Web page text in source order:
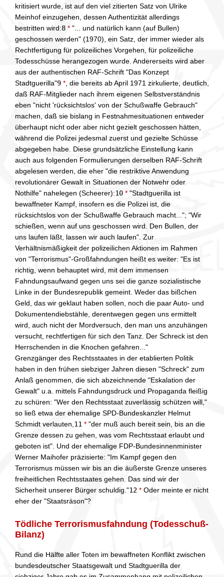
kritisiert wurde, ist auf den viel zitierten Satz von Ulrike
Meinhof einzugehen, dessen Authentizität allerdings
bestritten wird:8 * "... und natürlich kann (auf Bullen)
geschossen werden" (1970), ein Satz, der immer wieder als
Rechtfertigung für polizeiliches Vorgehen, für polizeiliche
Todesschüsse herangezogen wurde. Andererseits wird aber
aus der authentischen RAF-Schrift "Das Konzept
Stadtguerilla"9 *, die bereits ab April 1971 zirkulierte, deutlich,
daß RAF-Mitglieder nach ihrem eigenen Selbstverständnis
eben "nicht 'rücksichtslos' von der Schußwaffe Gebrauch"
machen, daß sie bislang in Festnahmesituationen entweder
überhaupt nicht oder aber nicht gezielt geschossen hätten,
während die Polizei jedesmal zuerst und gezielte Schüsse
abgegeben habe. Diese grundsätzliche Einstellung kann
auch aus folgenden Formulierungen derselben RAF-Schrift
abgelesen werden, die eher "die restriktive Anwendung
revolutionärer Gewalt in Situationen der Notwehr oder
Nothilfe" nahelegen (Scheerer):10 * "Stadtguerilla ist
bewaffneter Kampf, insofern es die Polizei ist, die
rücksichtslos von der Schußwaffe Gebrauch macht..."; "Wir
schießen, wenn auf uns geschossen wird. Den Bullen, der
uns laufen läßt, lassen wir auch laufen". Zur
Verhältnismäßigkeit der polizeilichen Aktionen im Rahmen
von "Terrorismus"-Großfahndungen heißt es weiter: "Es ist
richtig, wenn behauptet wird, mit dem immensen
Fahndungsaufwand gegen uns sei die ganze sozialistische
Linke in der Bundesrepublik gemeint. Weder das bißchen
Geld, das wir geklaut haben sollen, noch die paar Auto- und
Dokumentendiebstähle, derentwegen gegen uns ermittelt
wird, auch nicht der Mordversuch, den man uns anzuhängen
versucht, rechtfertigen für sich den Tanz. Der Schreck ist den
Herrschenden in die Knochen gefahren..."
Grenzgänger des Rechtsstaates in der etablierten Politik
haben in den frühen siebziger Jahren diesen "Schreck" zum
Anlaß genommen, die sich abzeichnende "Eskalation der
Gewalt" u.a. mittels Fahndungsdruck und Propaganda fleißig
zu schüren: "Wer den Rechtsstaat zuverlässig schützen will,"
so ließ etwa der ehemalige SPD-Bundeskanzler Helmut
Schmidt verlauten,11 * "der muß auch bereit sein, bis an die
Grenze dessen zu gehen, was vom Rechtsstaat erlaubt und
geboten ist". Und der ehemalige FDP-Bundesinnenminister
Werner Maihofer präzisierte: "Im Kampf gegen den
Terrorismus müssen wir bis an die äußerste Grenze unseres
freiheitlichen Rechtsstaates gehen. Das sind wir der
Sicherheit unserer Bürger schuldig."12 * Oder meinte er nicht
eher der "Staatsräson"?
Tödliche Terrorismusfahndung (Todesschuß-
Bilanz)
Rund die Hälfte aller Toten im bewaffneten Konflikt zwischen
bundesdeutscher Staatsgewalt und Stadtguerilla der